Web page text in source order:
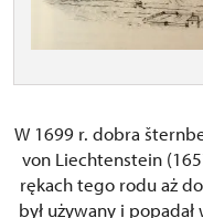
W 1699 r. dobra
von Liechtenstein
rękach tego rodu aż
był używany i